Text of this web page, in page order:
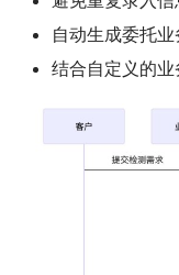
自动生成委托
结合自定义的